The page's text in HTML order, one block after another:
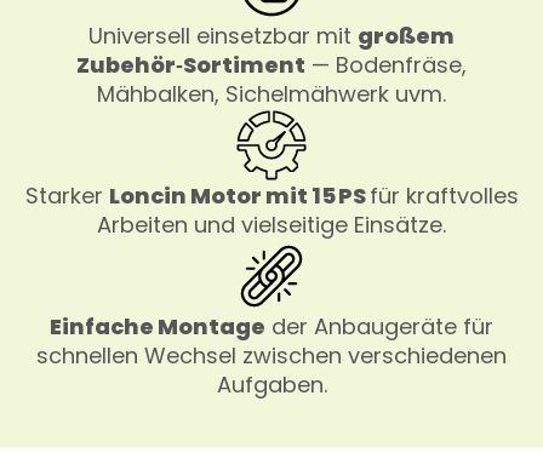
Universell einsetzbar mit großem
Zubehör‑Sortiment — Bodenfräse,
Mähbalken, Sichelmähwerk uvm.
Starker Loncin Motor mit 15 PSfür kraftvolles
Arbeiten und vielseitige Einsätze.
Einfache Montage der Anbaugeräte für
schnellen Wechsel zwischen verschiedenen
Aufgaben.